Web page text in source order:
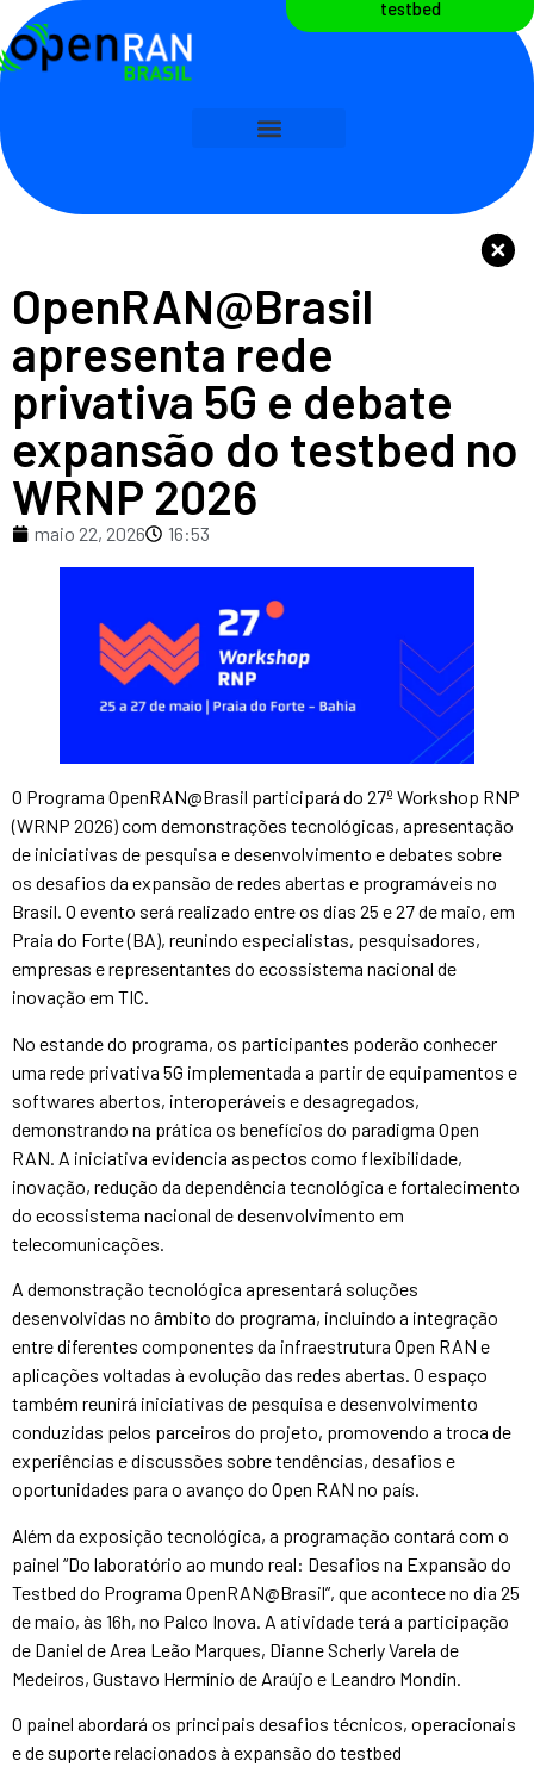
testbed
OpenRAN@Brasil
apresenta rede
privativa 5G e debate
expansão do testbed no
WRNP 2026
maio 22, 2026 16:53
O Programa OpenRAN@Brasil participará do 27º Workshop RNP
(WRNP 2026) com demonstrações tecnológicas, apresentação
de iniciativas de pesquisa e desenvolvimento e debates sobre
os desafios da expansão de redes abertas e programáveis no
Brasil. O evento será realizado entre os dias 25 e 27 de maio, em
Praia do Forte (BA), reunindo especialistas, pesquisadores,
empresas e representantes do ecossistema nacional de
inovação em TIC.
No estande do programa, os participantes poderão conhecer
uma rede privativa 5G implementada a partir de equipamentos e
softwares abertos, interoperáveis e desagregados,
demonstrando na prática os benefícios do paradigma Open
RAN. A iniciativa evidencia aspectos como flexibilidade,
inovação, redução da dependência tecnológica e fortalecimento
do ecossistema nacional de desenvolvimento em
telecomunicações.
A demonstração tecnológica apresentará soluções
desenvolvidas no âmbito do programa, incluindo a integração
entre diferentes componentes da infraestrutura Open RAN e
aplicações voltadas à evolução das redes abertas. O espaço
também reunirá iniciativas de pesquisa e desenvolvimento
conduzidas pelos parceiros do projeto, promovendo a troca de
experiências e discussões sobre tendências, desafios e
oportunidades para o avanço do Open RAN no país.
Além da exposição tecnológica, a programação contará com o
painel “Do laboratório ao mundo real: Desafios na Expansão do
Testbed do Programa OpenRAN@Brasil”, que acontece no dia 25
de maio, às 16h, no Palco Inova. A atividade terá a participação
de Daniel de Area Leão Marques, Dianne Scherly Varela de
Medeiros, Gustavo Hermínio de Araújo e Leandro Mondin.
O painel abordará os principais desafios técnicos, operacionais
e de suporte relacionados à expansão do testbed